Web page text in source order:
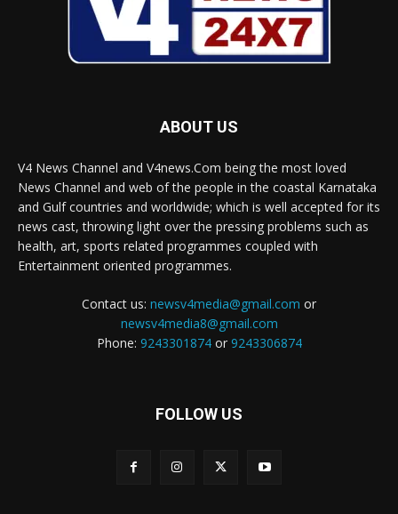
ABOUT US
V4 News Channel and V4news.Com being the most loved
News Channel and web of the people in the coastal Karnataka
and Gulf countries and worldwide; which is well accepted for its
news cast, throwing light over the pressing problems such as
health, art, sports related programmes coupled with
Entertainment oriented programmes.
Contact us: newsv4media@gmail.com or
newsv4media8@gmail.com
Phone: 9243301874or 9243306874
FOLLOW US